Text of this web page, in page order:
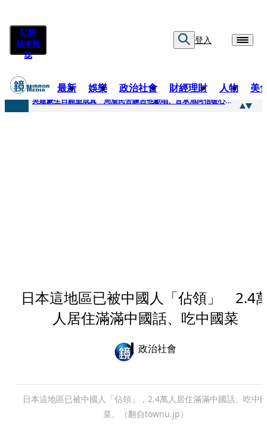
訂閱
紙本雜
誌
登入
最新 娛樂 政治社會 財經理財 人物 美
快訊
吳建豪生日願望成真 周渝民苦練吉他獻唱、言承旭阿信暖心祝福
日本這地區已被中國人「佔領」 2.4
人居住滿滿中國話、吃中國菜
政治社會
日本這地區已被中國人「佔領」，2.4萬人居住滿滿中國話、吃中
菜。（翻自townu.jp）